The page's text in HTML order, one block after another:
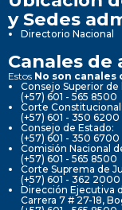
y Sedes
Directorio Nacional
Canales de
Estos No son canales
Consejo Superior de
(+57) 601 - 565 8500
Corte Constitucional:
(+57) 601 - 350 6200
Consejo de Estado:
(+57) 601 - 350 6700
Comisión Nacional
(+57) 601 - 565 8500
Corte Suprema de
(+57) 601 - 362 2000
Dirección Ejecutiva
Carrera 7 # 27-18,